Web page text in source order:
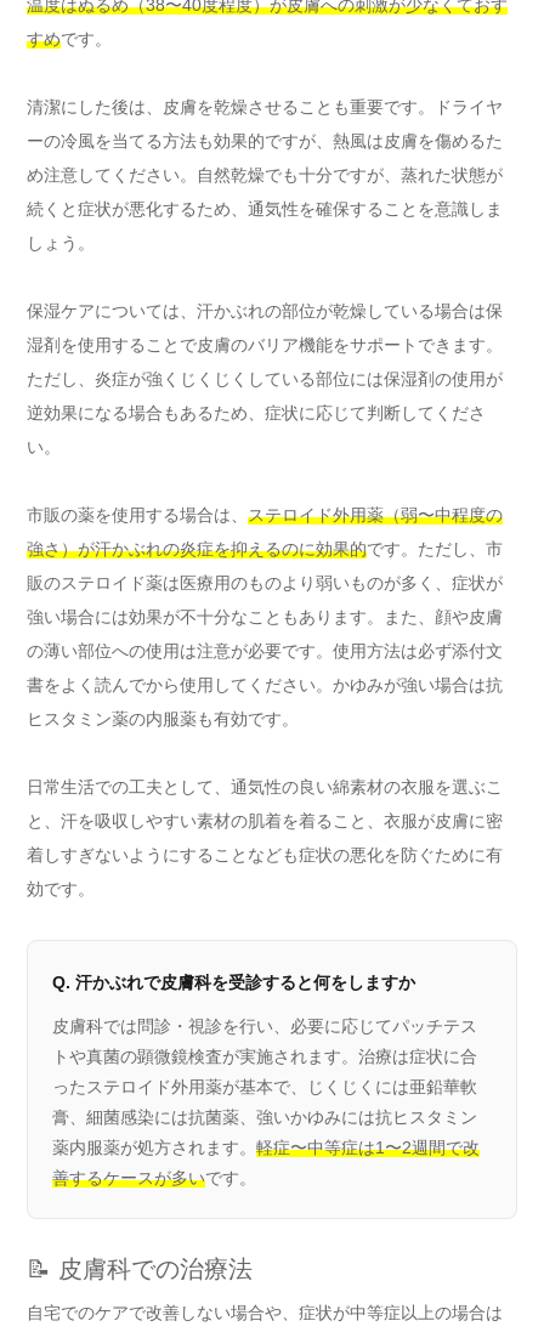
温度はぬるめ（38〜40度程度）が皮膚への刺激が少なくておす
すめです。
清潔にした後は、皮膚を乾燥させることも重要です。ドライヤ
ーの冷風を当てる方法も効果的ですが、熱風は皮膚を傷めるた
め注意してください。自然乾燥でも十分ですが、蒸れた状態が
続くと症状が悪化するため、通気性を確保することを意識しま
しょう。
保湿ケアについては、汗かぶれの部位が乾燥している場合は保
湿剤を使用することで皮膚のバリア機能をサポートできます。
ただし、炎症が強くじくじくしている部位には保湿剤の使用が
逆効果になる場合もあるため、症状に応じて判断してくださ
い。
市販の薬を使用する場合は、 ステロイド外用薬（弱〜中程度の
強さ）が汗かぶれの炎症を抑えるのに効果的です。ただし、市
販のステロイド薬は医療用のものより弱いものが多く、症状が
強い場合には効果が不十分なこともあります。また、顔や皮膚
の薄い部位への使用は注意が必要です。使用方法は必ず添付文
書をよく読んでから使用してください。かゆみが強い場合は抗
ヒスタミン薬の内服薬も有効です。
日常生活での工夫として、通気性の良い綿素材の衣服を選ぶこ
と、汗を吸収しやすい素材の肌着を着ること、衣服が皮膚に密
着しすぎないようにすることなども症状の悪化を防ぐために有
効です。
Q. 汗かぶれで皮膚科を受診すると何をしますか
皮膚科では問診・視診を行い、必要に応じてパッチテス
トや真菌の顕微鏡検査が実施されます。治療は症状に合
ったステロイド外用薬が基本で、じくじくには亜鉛華軟
膏、細菌感染には抗菌薬、強いかゆみには抗ヒスタミン
薬内服薬が処方されます。 軽症〜中等症は1〜2週間で改
善するケースが多いです。
📝 皮膚科での治療法
自宅でのケアで改善しない場合や、症状が中等症以上の場合は